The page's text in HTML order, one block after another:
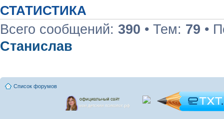
СТАТИСТИКА
Всего сообщений: 390 • Тем: 79 •
Станислав
Список форумов